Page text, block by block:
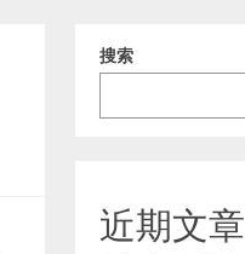
搜索
近期文章